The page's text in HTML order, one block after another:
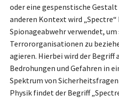
oder eine gespenstische
anderen Kontext wird
Spionageabwehr verwendet, um
Terrororganisationen zu
agieren. Hierbei wird der Begriff
Bedrohungen und Gefahren in
Spektrum von
Physik findet der Begriff